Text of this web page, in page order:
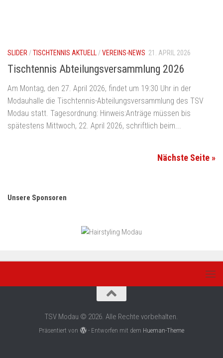
SLIDER /TISCHTENNIS AKTUELL /VEREINS-NEWS 21. APRIL 2026
Tischtennis Abteilungsversammlung 2026
Am Montag, den 27. April 2026, findet um 19:30 Uhr in der
Modauhalle die Tischtennis-Abteilungsversammlung des TSV
Modau statt. Tagesordnung: Hinweis:Anträge müssen bis
spätestens Mittwoch, 22. April 2026, schriftlich beim...
Nächste Seite »
Unsere Sponsoren
TSV Modau © 2026. Alle Rechte vorbehalten.
Präsentiert von - Entworfen mit dem Hueman-Theme